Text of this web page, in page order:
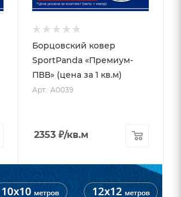
Борцовский ковер
SportPanda «Премиум-
ПВВ» (цена за 1 кв.м)
Арт.: A0039
2353₽/кв.м